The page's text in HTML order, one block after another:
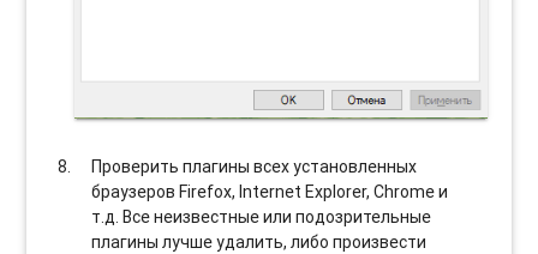
Проверить плагины всех установленных
браузеров Firefox, Internet Explorer, Chrome и
т.д. Все неизвестные или подозрительные
плагины лучше удалить, либо произвести